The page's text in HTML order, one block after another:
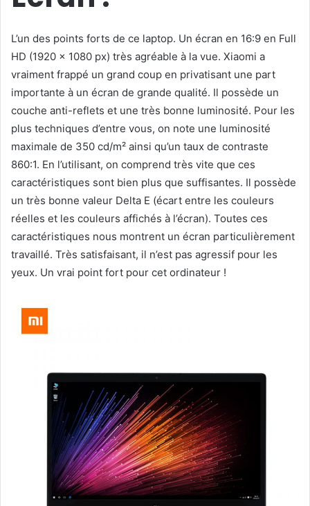
L’un des points forts de ce laptop. Un écran en 16:9 en Full
HD (1920 x 1080 px) très agréable à la vue. Xiaomi a
vraiment frappé un grand coup en privatisant une part
importante à un écran de grande qualité. Il possède un
couche anti-reflets et une très bonne luminosité. Pour les
plus techniques d’entre vous, on note une luminosité
maximale de 350 cd/m² ainsi qu’un taux de contraste
860:1. En l’utilisant, on comprend très vite que ces
caractéristiques sont bien plus que suffisantes. Il possède
un très bonne valeur Delta E (écart entre les couleurs
réelles et les couleurs affichés à l’écran). Toutes ces
caractéristiques nous montrent un écran particulièrement
travaillé. Très satisfaisant, il n’est pas agressif pour les
yeux. Un vrai point fort pour cet ordinateur !